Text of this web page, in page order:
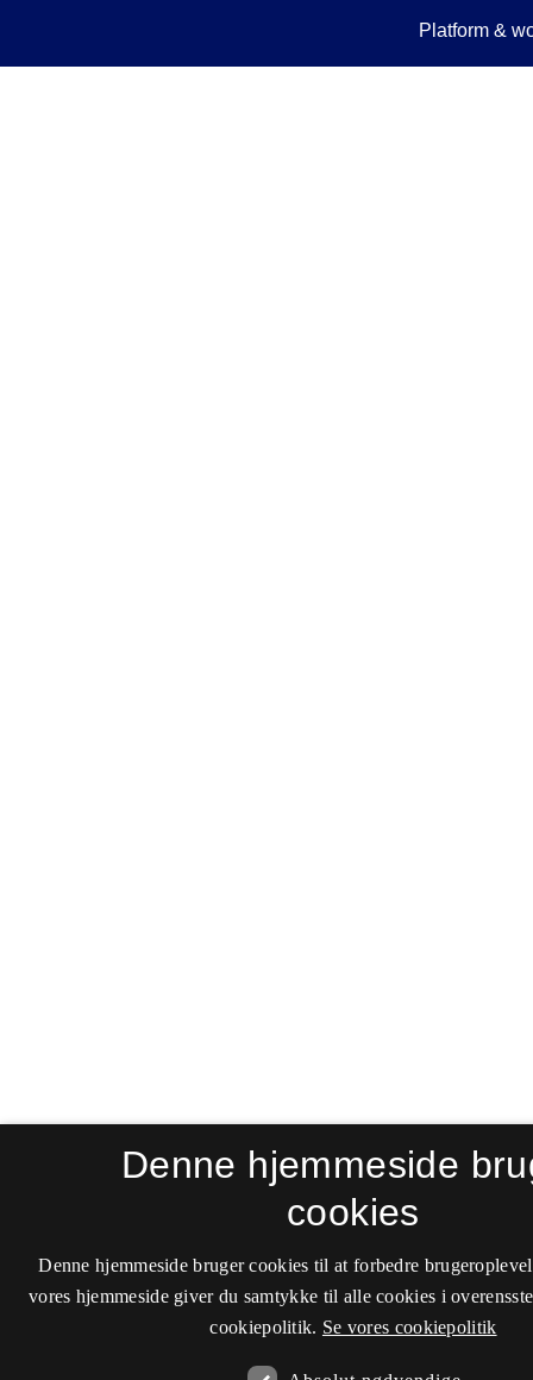
Denne hjemmeside
cookies
Denne hjemmeside bruger cookies til at forbedre
vores hjemmeside giver du samtykke til alle cookies i
cookiepolitik. Se vores cookiepolitik